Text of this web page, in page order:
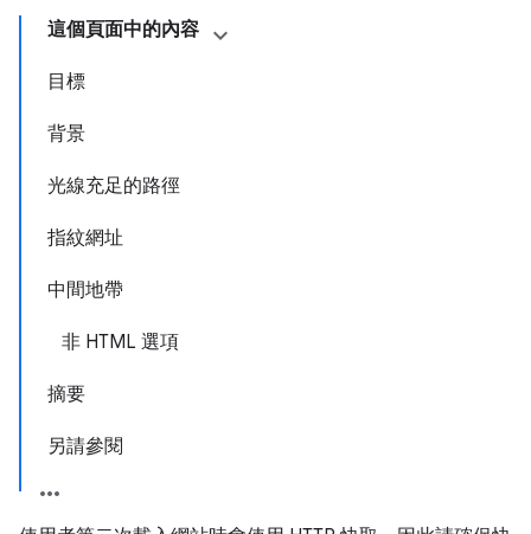
這個頁面中的內容
目標
背景
光線充足的路徑
指紋網址
中間地帶
非 HTML 選項
摘要
另請參閱